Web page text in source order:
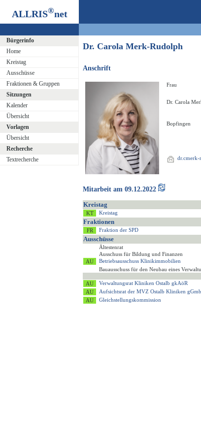
ALLRIS®net
Bürgerinfo
Home
Kreistag
Ausschüsse
Fraktionen & Gruppen
Sitzungen
Kalender
Übersicht
Vorlagen
Übersicht
Recherche
Textrecherche
Dr. Carola Merk-Rudolph
Anschrift
Frau
Dr. Carola
Bopfingen
dr.cmerk-
Mitarbeit am 09.12.2022
Kreistag
Kreistag
Fraktionen
Fraktion der SPD
Ausschüsse
Ältestenrat
Ausschuss für Bildung und Finanzen
Betriebsausschuss Klinikimmobilien
Bauausschuss für den Neubau eines
Verwaltungsrat Kliniken Ostalb gkAöR
Aufsichtsrat der MVZ Ostalb Kliniken
Gleichstellungskommission